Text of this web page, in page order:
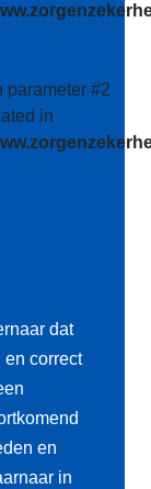
parameter #2
in
dat
en correct
en
in